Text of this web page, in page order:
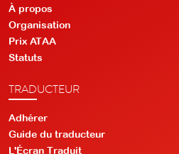
À propos
Organisation
Prix ATAA
Statuts
TRADUCTEUR
Adhérer
Guide du traducteur
L'Écran Traduit